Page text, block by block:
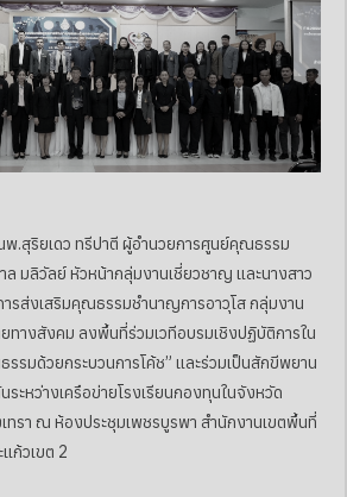
.สุริยเดว ทรีปาตี ผู้อำนวยการศูนย์คุณธรรม
ล มลิวัลย์ หัวหน้ากลุ่มงานเชี่ยวชาญ และนางสาว
รส่งเสริมคุณธรรมชำนาญการอาวุโส กลุ่มงาน
ทางสังคม ลงพื้นที่ร่วมเวทีอบรมเชิงปฏิบัติการใน
มด้วยกระบวนการโค้ช” และร่วมเป็นสักขีพยาน
ะหว่างเครือข่ายโรงเรียนกองทุนในจังหวัด
เทรา ณ ห้องประชุมเพชรบูรพา สำนักงานเขตพื้นที่
ก้วเขต 2